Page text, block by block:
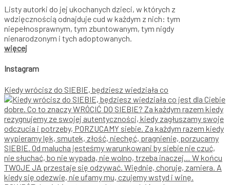
Listy autorki do jej ukochanych dzieci, w których z
wdzięcznością odnajduje cud w każdym z nich: tym
niepełnosprawnym, tym zbuntowanym, tym nigdy
nienarodzonym i tych adoptowanych.
więcej
Instagram
Kiedy wrócisz do SIEBIE, będziesz wiedziała co